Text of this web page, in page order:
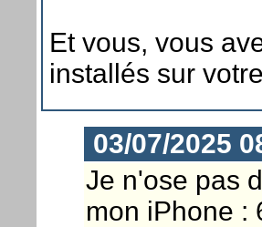
Et vous, vous
installés sur
03/07/2025
Je n'ose pas
mon iPhone :